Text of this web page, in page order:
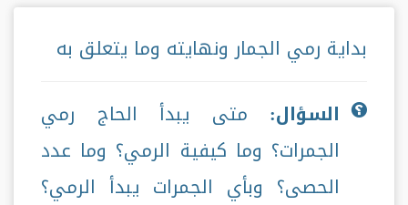
بداية رمي الجمار ونهايته وما يتعلق به
السؤال: متى يبدأ الحاج رمي
الجمرات؟ وما كيفية الرمي؟ وما عدد
الحصى؟ وبأي الجمرات يبدأ الرمي؟